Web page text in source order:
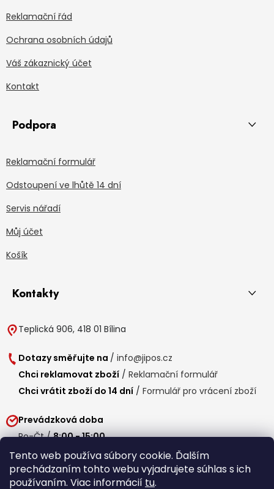
Tento web používa súbory cookie. Ďalším
prechádzaním tohto webu vyjadrujete súhlas s ich
používaním. Viac informácií tu.
Reklamační řád
Ochrana osobních údajů
Váš zákaznický účet
Kontakt
Podpora
Reklamační formulář
Odstoupení ve lhůtě 14 dní
Servis nářadí
Můj účet
Košík
Kontakty
Teplická 906, 418 01 Bílina
Dotazy směřujte na / info@jipos.cz
Chci reklamovat zboží / Reklamační formulář
Chci vrátit zboží do 14 dní / Formulář pro vrácení zboží
Prevádzková doba
Po-Čt /8:00 - 15:00
Pá / 7:30 - 14:30
Obedňajšia prestávka /11:00 - 11:30